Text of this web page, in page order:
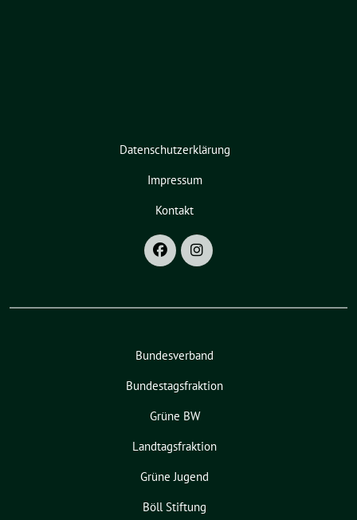
Datenschutzerklärung
Impressum
Kontakt
Bundesverband
Bundestagsfraktion
Grüne BW
Landtagsfraktion
Grüne Jugend
Böll Stiftung